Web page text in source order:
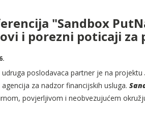
"Sandbox
i porezni poticaji za
udruga poslodavaca partner je na projektu
agencija za nadzor financijskih usluga.
povjerljivom i neobvezujućem